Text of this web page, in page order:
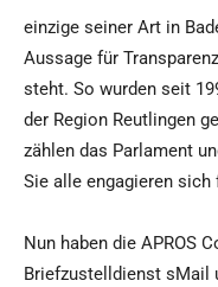
einzige seiner Art in
Aussage für
steht. So wurden seit
der Region Reutlingen
zählen das Parlament
Sie alle engagieren
Nun haben die APROS
Briefzustelldienst sMail